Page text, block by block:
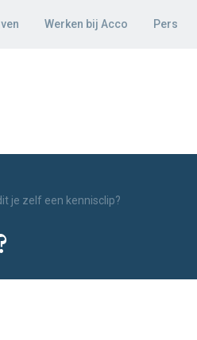
Werken bij Acco Pers
je zelf een kennisclip?